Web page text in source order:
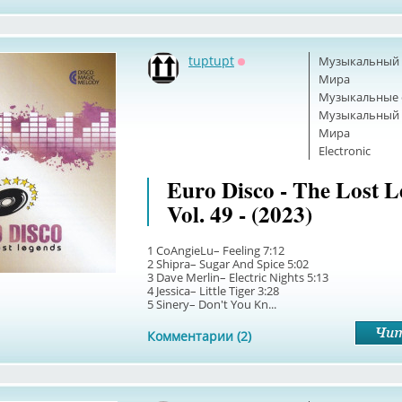
Музыкальный
Мира
Музыкальные
Музыкальный
Мира
Electronic
tuptupt
Euro Disco - The Lost
Vol. 49 - (2023)
1 CoAngieLu– Feeling 7:12
2 Shipra– Sugar And Spice 5:02
3 Dave Merlin– Electric Nights 5:13
4 Jessica– Little Tiger 3:28
5 Sinery– Don't You Kn...
Комментарии (2)